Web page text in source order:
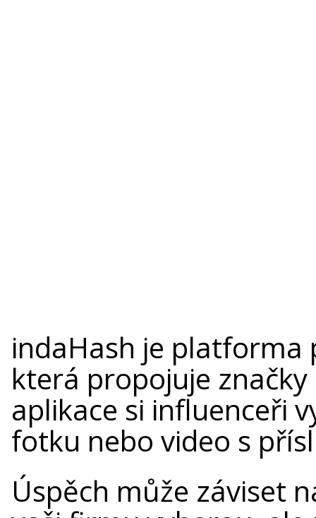
indaHash je
která propojuje
aplikace si influenceři
fotku nebo video s
Úspěch může záviset